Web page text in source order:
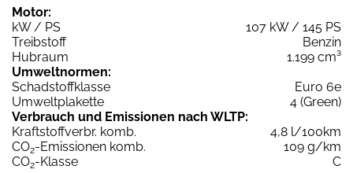
Motor:
kW / PS
107 kW / 145 PS
Treibstoff
Benzin
Hubraum
1.199 cm³
Umweltnormen:
Schadstoffklasse
Euro 6e
Umweltplakette
4 (Green)
Verbrauch und Emissionen nach WLTP:
Kraftstoffverbr. komb.
4,8 l/100km
CO2-Emissionen komb.
109 g/km
CO2-Klasse C